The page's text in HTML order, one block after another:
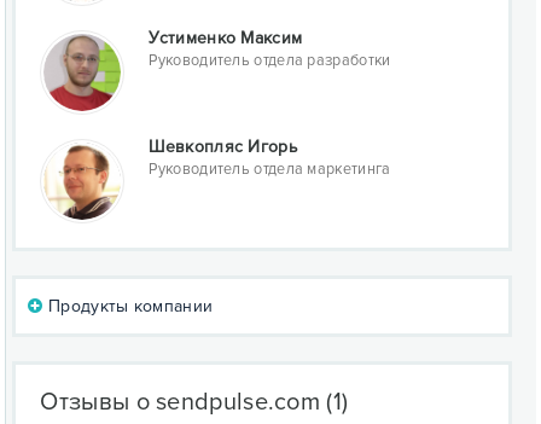
Устименко Максим
Руководитель отдела разработки
Шевкопляс Игорь
Руководитель отдела маркетинга
Продукты компании
Отзывы о sendpulse.com (1)